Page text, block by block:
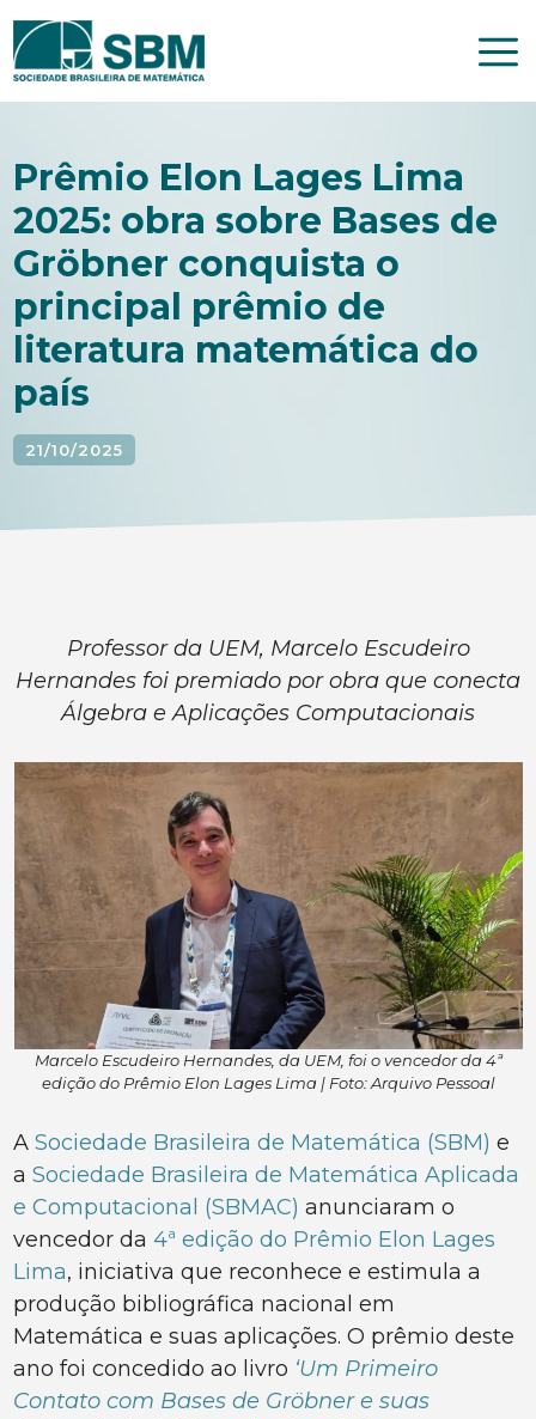
Pular
para
Prêmio Elon Lages Lima
2025: obra sobre Bases de
Gröbner conquista o
principal prêmio de
literatura matemática do
país
21/10/2025
Professor da UEM, Marcelo Escudeiro
Hernandes foi premiado por obra que conecta
Álgebra e Aplicações Computacionais
Marcelo Escudeiro Hernandes, da UEM, foi o vencedor da 4ª
edição do Prêmio Elon Lages Lima | Foto: Arquivo Pessoal
ASociedade Brasileira de Matemática (SBM) e
aSociedade Brasileira de Matemática Aplicada
e Computacional (SBMAC) anunciaram o
vencedor da4ª edição do Prêmio Elon Lages
Lima, iniciativa que reconhece e estimula a
produção bibliográfica nacional em
Matemática e suas aplicações. O prêmio deste
ano foi concedido ao livro ‘Um Primeiro
Contato com Bases de Gröbner e suas